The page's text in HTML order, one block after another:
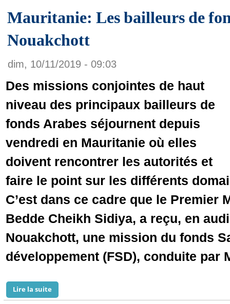
Mauritanie: Les bailleurs de
Nouakchott
dim, 10/11/2019 - 09:03
Des missions conjointes de haut
niveau des principaux bailleurs de
fonds Arabes séjournent depuis
vendredi en Mauritanie où elles
doivent rencontrer les autorités et
faire le point sur les différents
C’est dans ce cadre que le Premier
Bedde Cheikh Sidiya, a reçu, en
Nouakchott, une mission du fonds
développement (FSD), conduite par
Lire la suite